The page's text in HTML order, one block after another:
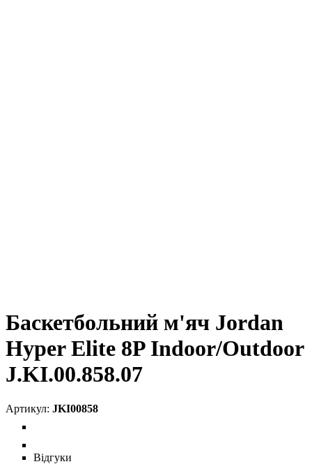
Баскетбольний м'яч Jordan
Hyper Elite 8P Indoor/Outdoor
J.KI.00.858.07
JKI00858
Відгуки